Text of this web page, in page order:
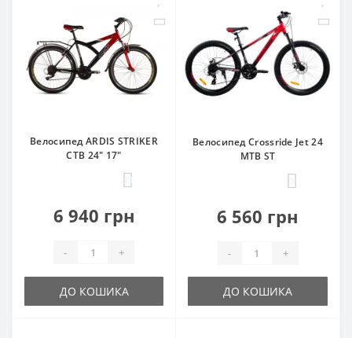
Велосипед ARDIS STRIKER
CTB 24" 17"
13
6 940 грн
- +
ДО КОШИКА
Велосипед Crossride Jet 24
MTB ST
6 560 грн
- +
ДО КОШИКА